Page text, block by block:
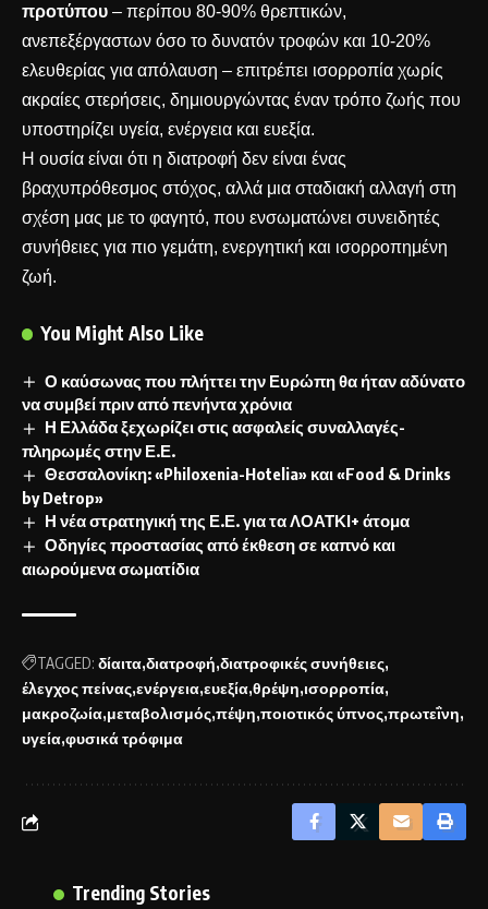
προτύπου – περίπου 80-90% θρεπτικών,
ανεπεξέργαστων όσο το δυνατόν τροφών και 10-20%
ελευθερίας για απόλαυση – επιτρέπει ισορροπία χωρίς
ακραίες στερήσεις, δημιουργώντας έναν τρόπο ζωής που
υποστηρίζει υγεία, ενέργεια και ευεξία.
Η ουσία είναι ότι η διατροφή δεν είναι ένας
βραχυπρόθεσμος στόχος, αλλά μια σταδιακή αλλαγή στη
σχέση μας με το φαγητό, που ενσωματώνει συνειδητές
συνήθειες για πιο γεμάτη, ενεργητική και ισορροπημένη
ζωή.
You Might Also Like
Ο καύσωνας που πλήττει την Ευρώπη θα ήταν αδύνατο
να συμβεί πριν από πενήντα χρόνια
Η Ελλάδα ξεχωρίζει στις ασφαλείς συναλλαγές-
πληρωμές στην Ε.Ε.
Θεσσαλονίκη: «Philoxenia-Hotelia» και «Food & Drinks
by Detrop»
Η νέα στρατηγική της Ε.Ε. για τα ΛΟΑΤΚΙ+ άτομα
Οδηγίες προστασίας από έκθεση σε καπνό και
αιωρούμενα σωματίδια
TAGGED: δίαιτα διατροφή διατροφικές συνήθειες
έλεγχος πείνας ενέργεια ευεξία θρέψη ισορροπία
μακροζωία μεταβολισμός πέψη ποιοτικός ύπνος πρωτεΐνη
υγεία φυσικά τρόφιμα
Trending Stories